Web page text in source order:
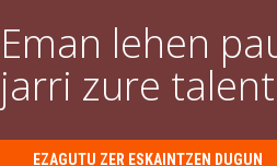
Eman lehen
jarri zure
EZAGUTU ZER ESKAINTZEN DUGUN